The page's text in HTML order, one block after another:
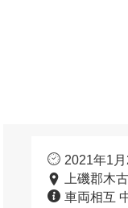
2021年1
上磯郡木
車両相互